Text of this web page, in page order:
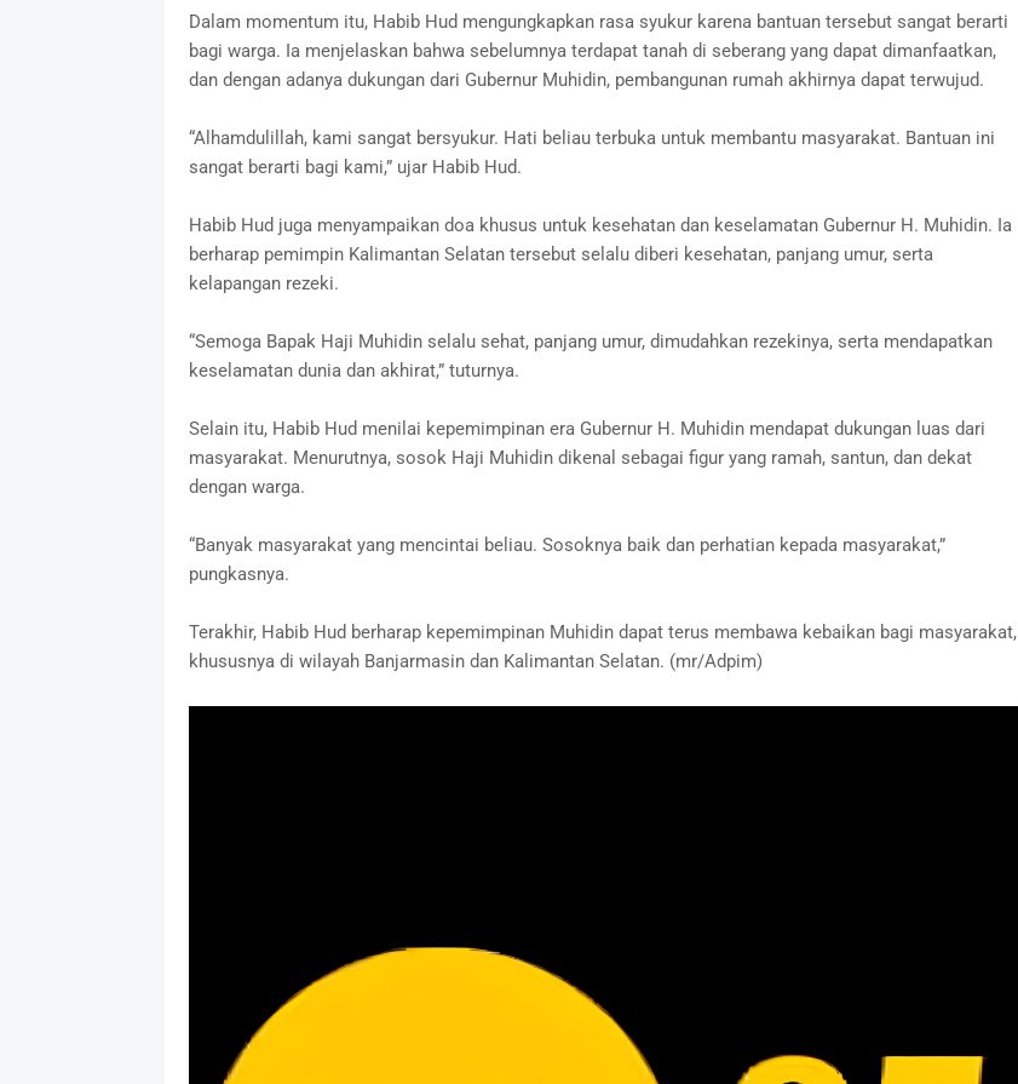
‎Dalam momentum itu, Habib Hud mengungkapkan rasa syukur karena bantuan tersebut sangat berarti
bagi warga. Ia menjelaskan bahwa sebelumnya terdapat tanah di seberang yang dapat dimanfaatkan,
dan dengan adanya dukungan dari Gubernur Muhidin, pembangunan rumah akhirnya dapat terwujud.
‎“Alhamdulillah, kami sangat bersyukur. Hati beliau terbuka untuk membantu masyarakat. Bantuan ini
sangat berarti bagi kami,” ujar Habib Hud.
‎Habib Hud juga menyampaikan doa khusus untuk kesehatan dan keselamatan Gubernur H. Muhidin. Ia
berharap pemimpin Kalimantan Selatan tersebut selalu diberi kesehatan, panjang umur, serta
kelapangan rezeki.
‎“Semoga Bapak Haji Muhidin selalu sehat, panjang umur, dimudahkan rezekinya, serta mendapatkan
keselamatan dunia dan akhirat,” tuturnya.
‎Selain itu, Habib Hud menilai kepemimpinan era Gubernur H. Muhidin mendapat dukungan luas dari
masyarakat. Menurutnya, sosok Haji Muhidin dikenal sebagai figur yang ramah, santun, dan dekat
dengan warga.
‎“Banyak masyarakat yang mencintai beliau. Sosoknya baik dan perhatian kepada masyarakat,”
pungkasnya.
‎Terakhir, Habib Hud berharap kepemimpinan Muhidin dapat terus membawa kebaikan bagi masyarakat,
khususnya di wilayah Banjarmasin dan Kalimantan Selatan. (mr/Adpim)